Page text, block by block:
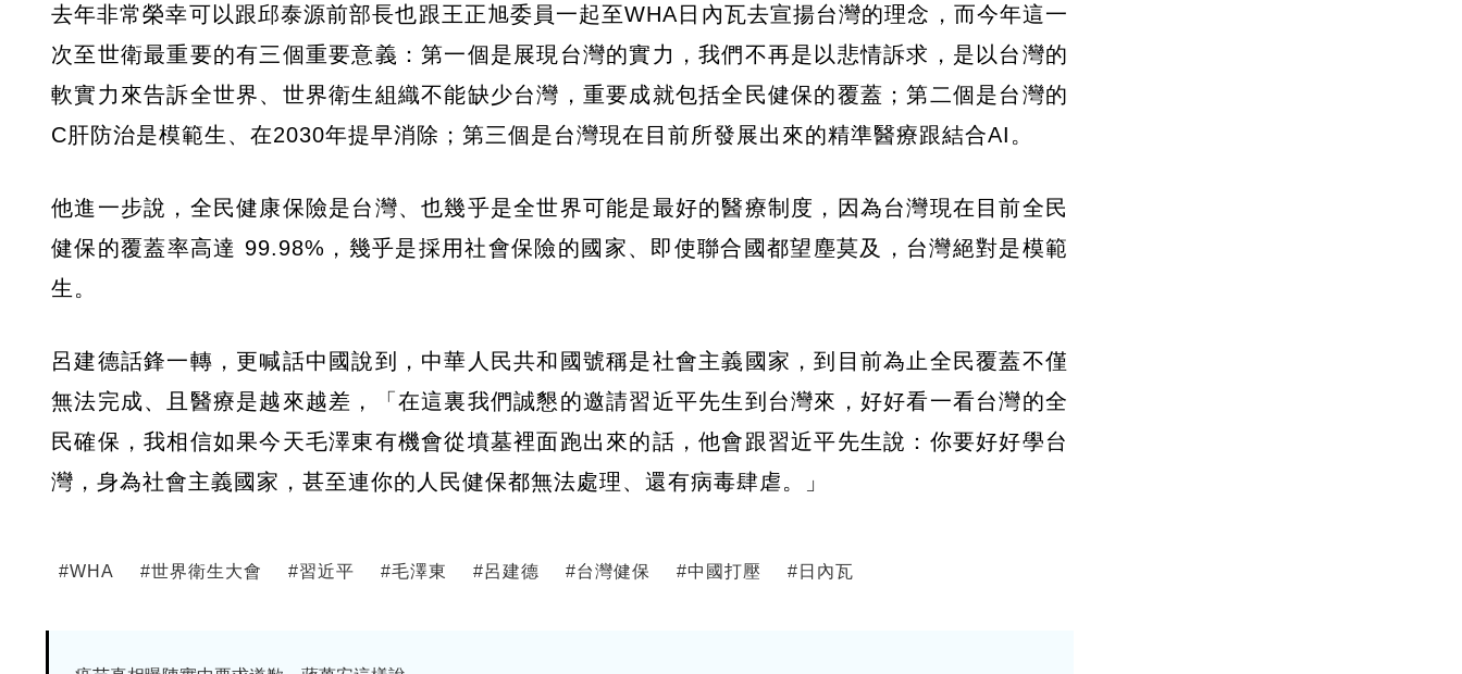
去年非常榮幸可以跟邱泰源前部長也跟王正旭委員一起至WHA日內瓦去宣揚台灣的理念，而今年這一
次至世衛最重要的有三個重要意義：第一個是展現台灣的實力，我們不再是以悲情訴求，是以台灣的
軟實力來告訴全世界、世界衛生組織不能缺少台灣，重要成就包括全民健保的覆蓋；第二個是台灣的
C肝防治是模範生、在2030年提早消除；第三個是台灣現在目前所發展出來的精準醫療跟結合AI。
他進一步說，全民健康保險是台灣、也幾乎是全世界可能是最好的醫療制度，因為台灣現在目前全民
健保的覆蓋率高達 99.98%，幾乎是採用社會保險的國家、即使聯合國都望塵莫及，台灣絕對是模範
生。
呂建德話鋒一轉，更喊話中國說到，中華人民共和國號稱是社會主義國家，到目前為止全民覆蓋不僅
無法完成、且醫療是越來越差，「在這裏我們誠懇的邀請習近平先生到台灣來，好好看一看台灣的全
民確保，我相信如果今天毛澤東有機會從墳墓裡面跑出來的話，他會跟習近平先生說：你要好好學台
灣，身為社會主義國家，甚至連你的人民健保都無法處理、還有病毒肆虐。」
#WHA #世界衛生大會 #習近平 #毛澤東 #呂建德 #台灣健保 #中國打壓 # 日內瓦